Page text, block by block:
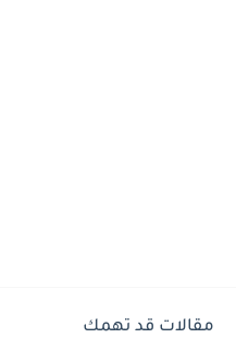
مقالات قد تهمك